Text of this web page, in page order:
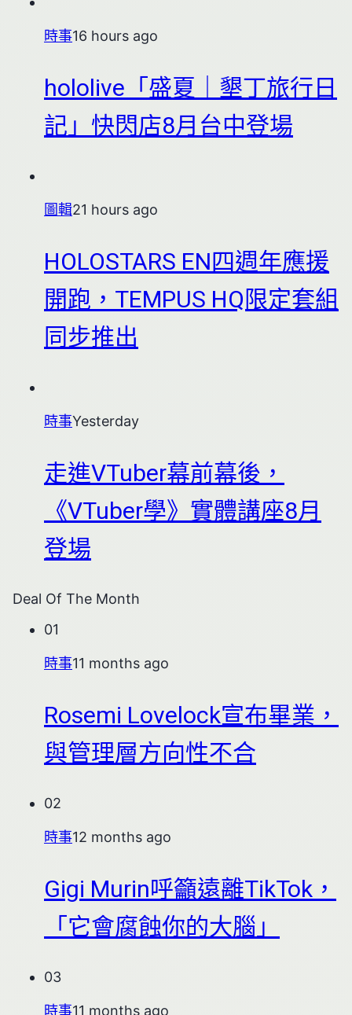
時事16 hours ago
hololive「盛夏｜墾丁旅行日
記」快閃店8月台中登場
圖輯21 hours ago
HOLOSTARS EN四週年應援
開跑，TEMPUS HQ限定套組
同步推出
時事Yesterday
走進VTuber幕前幕後，
《VTuber學》實體講座8月
登場
Deal Of The Month
01
時事11 months ago
Rosemi Lovelock宣布畢業，
與管理層方向性不合
02
時事12 months ago
Gigi Murin呼籲遠離TikTok，
「它會腐蝕你的大腦」
03
時事11 months ago